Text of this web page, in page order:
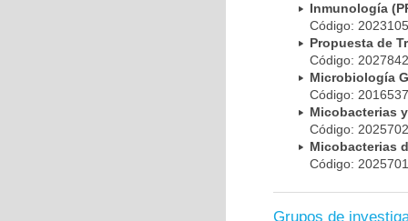
Inmunología
Código:
Propuesta de
Código:
Microbiología
Código:
Micobacterias
Código:
Micobacterias
Código:
Grupos de